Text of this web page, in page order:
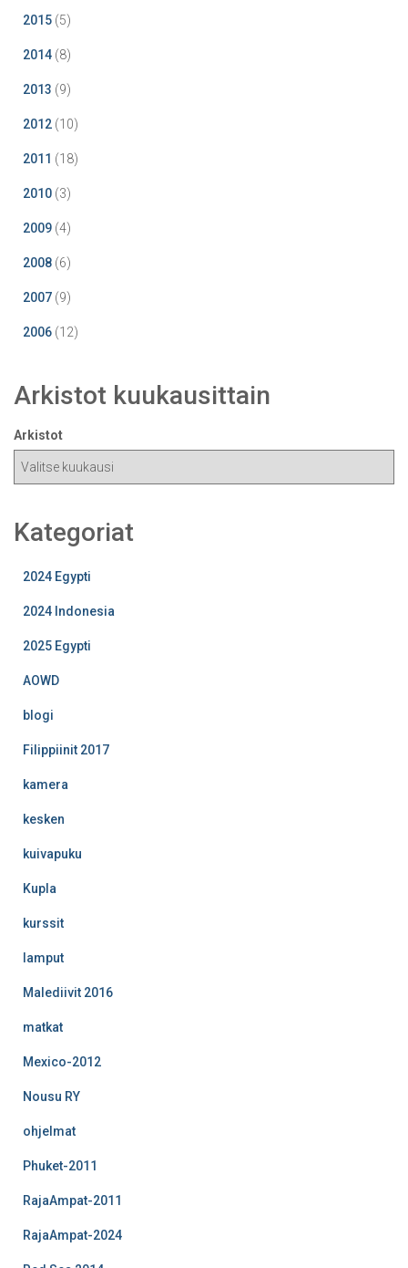
2015 (5)
2014 (8)
2013 (9)
2012 (10)
2011 (18)
2010 (3)
2009 (4)
2008 (6)
2007 (9)
2006 (12)
Arkistot kuukausittain
Arkistot
Kategoriat
2024 Egypti
2024 Indonesia
2025 Egypti
AOWD
blogi
Filippiinit 2017
kamera
kesken
kuivapuku
Kupla
kurssit
lamput
Malediivit 2016
matkat
Mexico-2012
Nousu RY
ohjelmat
Phuket-2011
RajaAmpat-2011
RajaAmpat-2024